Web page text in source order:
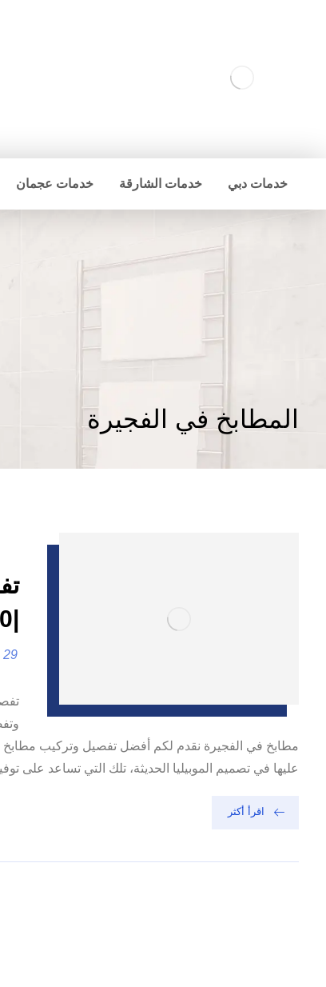
خدمات دبي خدمات الشارقة خدمات عجمان
المطابخ في الفجيرة
|0557821580| تصميم المطابخ
29 ديسمبر، 2024
مطابخ في الفجيرة نقدم لكم أفضل تفصيل وتركيب مطابخ
عليها في تصميم الموبيليا الحديثة، تلك التي تساعد على
اقرأ أكثر